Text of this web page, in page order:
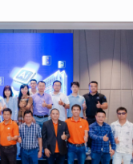
nhân sự
tổng đài
hàng